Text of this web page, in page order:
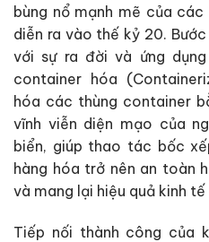
bùng nổ mạnh mẽ của
diễn ra vào thế kỷ 20.
với sự ra đời và ứng
container hóa
hóa các thùng container
vĩnh viễn diện mạo của
biển, giúp thao tác bốc
hàng hóa trở nên an toàn
và mang lại hiệu quả kinh
Tiếp nối thành công của